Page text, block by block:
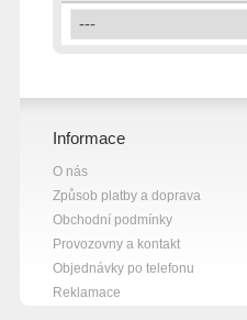
šedá
Informace
O nás
Způsob platby a doprava
Obchodní podmínky
Provozovny a kontakt
Objednávky po telefonu
Reklamace